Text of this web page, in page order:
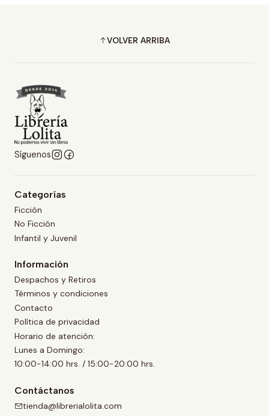
VOLVER ARRIBA
Síguenos
Categorías
Ficción
No Ficción
Infantil y Juvenil
Información
Despachos y Retiros
Términos y condiciones
Contacto
Política de privacidad
Horario de atención:
Lunes a Domingo:
10:00-14:00 hrs. / 15:00-20:00 hrs.
Contáctanos
tienda@librerialolita.com